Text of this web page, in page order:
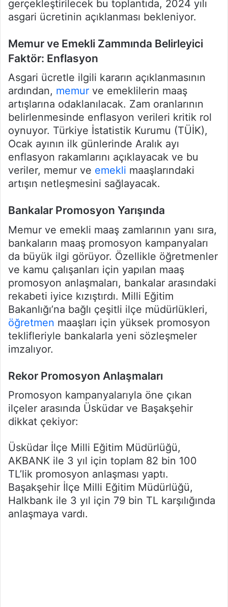
gerçekleştirilecek bu toplantıda, 2024 yılı
asgari ücretinin açıklanması bekleniyor.
Memur ve Emekli Zammında Belirleyici
Faktör: Enflasyon
Asgari ücretle ilgili kararın açıklanmasının
ardından, memur ve emeklilerin maaş
artışlarına odaklanılacak. Zam oranlarının
belirlenmesinde enflasyon verileri kritik rol
oynuyor. Türkiye İstatistik Kurumu (TÜİK),
Ocak ayının ilk günlerinde Aralık ayı
enflasyon rakamlarını açıklayacak ve bu
veriler, memur ve emekli maaşlarındaki
artışın netleşmesini sağlayacak.
Bankalar Promosyon Yarışında
Memur ve emekli maaş zamlarının yanı sıra,
bankaların maaş promosyon kampanyaları
da büyük ilgi görüyor. Özellikle öğretmenler
ve kamu çalışanları için yapılan maaş
promosyon anlaşmaları, bankalar arasındaki
rekabeti iyice kızıştırdı. Milli Eğitim
Bakanlığı’na bağlı çeşitli ilçe müdürlükleri,
öğretmen maaşları için yüksek promosyon
teklifleriyle bankalarla yeni sözleşmeler
imzalıyor.
Rekor Promosyon Anlaşmaları
Promosyon kampanyalarıyla öne çıkan
ilçeler arasında Üsküdar ve Başakşehir
dikkat çekiyor:
Üsküdar İlçe Milli Eğitim Müdürlüğü,
AKBANK ile 3 yıl için toplam 82 bin 100
TL’lik promosyon anlaşması yaptı.
Başakşehir İlçe Milli Eğitim Müdürlüğü,
Halkbank ile 3 yıl için 79 bin TL karşılığında
anlaşmaya vardı.